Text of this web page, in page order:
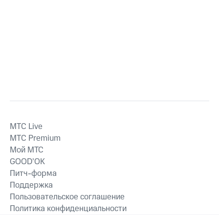
MTС Live
MTС Premium
Мой МТС
GOOD’OK
Питч-форма
Поддержка
Пользовательское соглашение
Политика конфиденциальности